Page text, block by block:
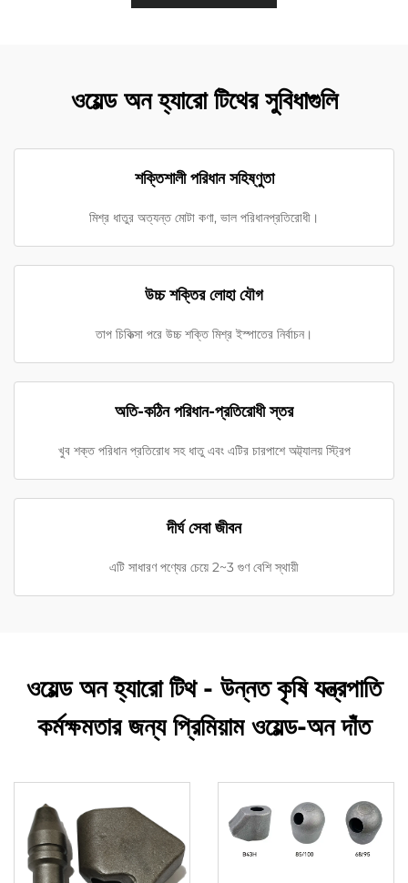
ওয়েল্ড অন হ্যারো টিথের সুবিধাগুলি
শক্তিশালী পরিধান সহিষ্ণুতা
মিশ্র ধাতুর অত্যন্ত মোটা কণা, ভাল পরিধানপ্রতিরোধী।
উচ্চ শক্তির লোহা যৌগ
তাপ চিকিত্সা পরে উচ্চ শক্তি মিশ্র ইস্পাতের নির্বাচন।
অতি-কঠিন পরিধান-প্রতিরোধী স্তর
খুব শক্ত পরিধান প্রতিরোধ সহ ধাতু এবং এটির চারপাশে অট্ট্যালয় স্ট্রিপ
দীর্ঘ সেবা জীবন
এটি সাধারণ পণ্যের চেয়ে 2~3 গুণ বেশি স্থায়ী
ওয়েল্ড অন হ্যারো টিথ - উন্নত কৃষি যন্ত্রপাতি
কর্মক্ষমতার জন্য প্রিমিয়াম ওয়েল্ড-অন দাঁত